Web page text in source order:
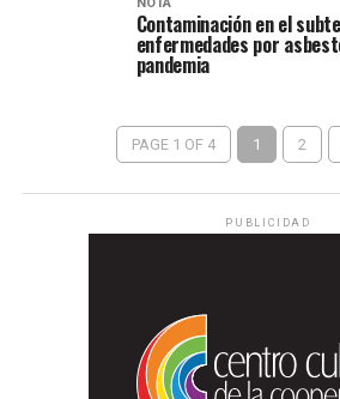
NOTA
Contaminación en el
enfermedades por
pandemia
PAGE 1 OF 4 1 2
PUBLICIDAD